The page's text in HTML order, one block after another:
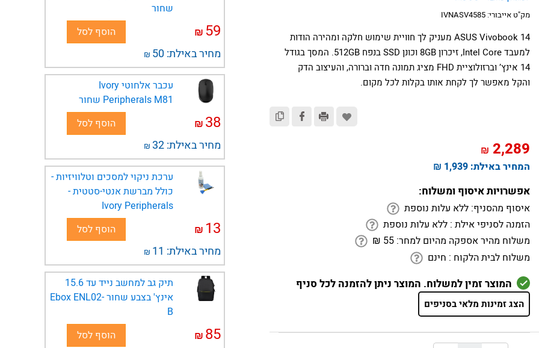
מק"ט אייבורי: IVNASV4585
ASUS Vivobook 14 מעניק לך חוויית שימוש חלקה ומהירה הודות
למעבד Intel Core, זיכרון 8GB וכונן SSD בנפח 512GB. המסך בגודל
14 אינץ’ וברזולוציית FHD מציג תמונה חדה וברורה, והעיצוב הדק
והקל מאפשר לך לקחת אותו בקלות לכל מקום.
₪
2,289
₪
המחיר באילת: 1,939 ₪
אפשרויות איסוף ומשלוח:
איסוף מהסניף: ללא עלות נוספת
הזמנה לסניפי אילת : ללא עלות נוספת
משלוח מהיר אספקה מהיום למחר:
₪ 55
משלוח לבית הלקוח : חינם
המוצר זמין למשלוח. המוצר ניתן להזמנה לכל סניף
הצג זמינות מלאי בסניפים
שחור
59
₪
מחיר באילת:50
₪
הוסף לסל
עכבר אלחוטי Ivory
Peripherals M81 שחור
38
₪
מחיר באילת:32
₪
הוסף לסל
ערכת ניקוי למסכים וטלוויזיות -
כולל מברשת אנטי-סטטית -
Ivory Peripherals
13
₪
מחיר באילת: 11
₪
הוסף לסל
תיק גב למחשב נייד עד 15.6
אינץ' בצבע שחור Ebox ENL02-
B
85
₪ הוסף לסל